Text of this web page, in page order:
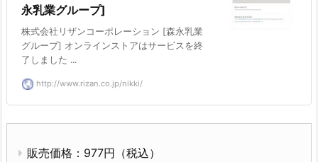
永乳業グループ]
株式会社リザンコーポレーション [森永乳業
グループ] オンラインストアはサービスを終
了しました ...
http://www.rizan.co.jp/nikki/
販売価格：977円（税込）